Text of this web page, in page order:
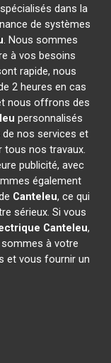
dans la
de systèmes
. Nous sommes
à vos besoins
rapide, nous
2 heures en cas
nous offrons des
personnalisés
nos services et
tous nos travaux.
publicité, avec
également
Canteleu, ce qui
sérieux. Si vous
Canteleu,
à votre
et vous fournir un